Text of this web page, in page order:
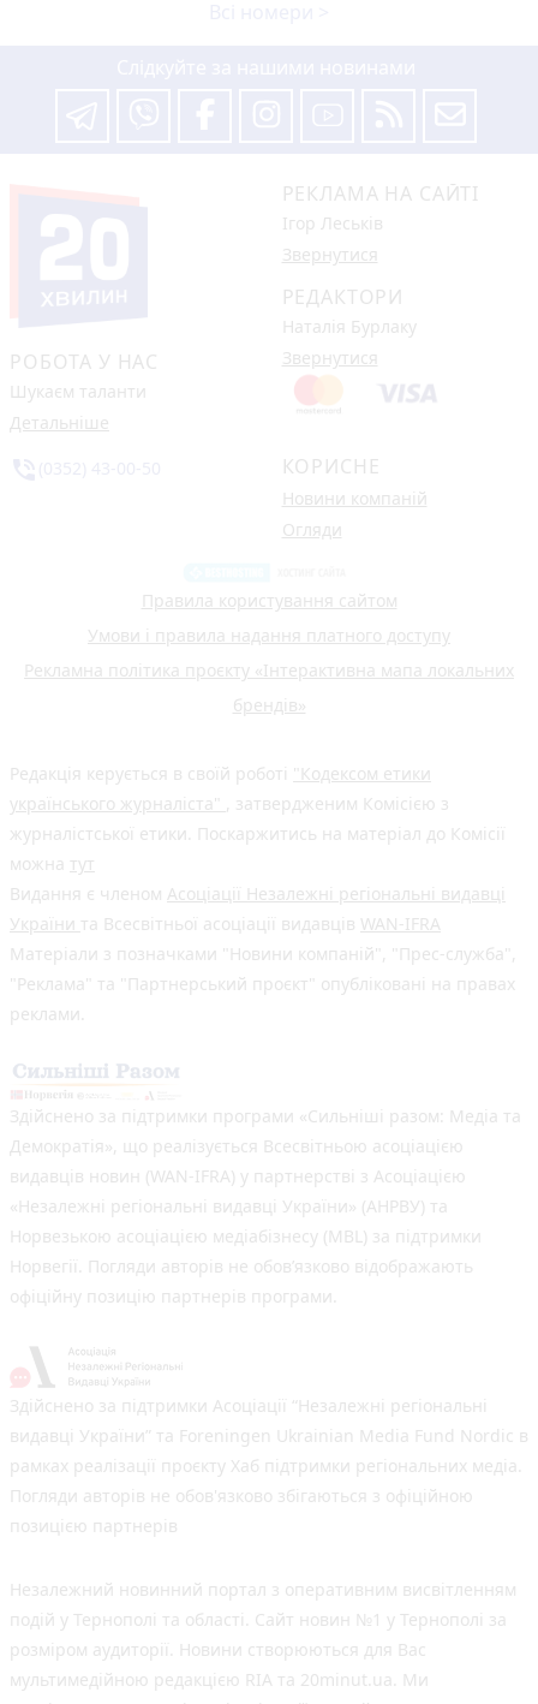
РОБОТА У НАС
Шукаєм таланти
Детальніше
РЕКЛАМА НА САЙТІ
Ігор Леськів
Звернутися
РЕДАКТОРИ
Наталія Бурлаку
Звернутися
КОРИСНЕ
Новини компаній
Огляди
Правила користування сайтом
Умови і правила надання платного доступу
Рекламна політика проєкту «Інтерактивна мапа локальних
брендів»
Редакція керується в своїй роботі "Кодексом етики
українського журналіста" , затвердженим Комісією з
журналістської етики. Поскаржитись на матеріал до Комісії
можна тут
Видання є членом Асоціації Незалежні регіональні видавці
України та Всесвітньої асоціації видавців WAN-IFRA
Матеріали з позначками "Новини компаній", "Прес-служба",
"Реклама" та "Партнерський проєкт" опубліковані на правах
реклами.
Здійснено за підтримки програми «Сильніші разом: Медіа та
Демократія», що реалізується Всесвітньою асоціацією
видавців новин (WAN-IFRA) у партнерстві з Асоціацією
«Незалежні регіональні видавці України» (АНРВУ) та
Норвезькою асоціацією медіабізнесу (MBL) за підтримки
Норвегії. Погляди авторів не обов’язково відображають
офіційну позицію партнерів програми.
Здійснено за підтримки Асоціації “Незалежні регіональні
видавці України” та Foreningen Ukrainian Media Fund Nordic в
рамках реалізації проєкту Хаб підтримки регіональних медіа.
Погляди авторів не обов'язково збігаються з офіційною
позицією партнерів
Незалежний новинний портал з оперативним висвітленням
подій у Тернополі та області. Сайт новин №1 у Тернополі за
розміром аудиторії. Новини створюються для Вас
мультимедійною редакцією RIA та 20minut.ua. Ми